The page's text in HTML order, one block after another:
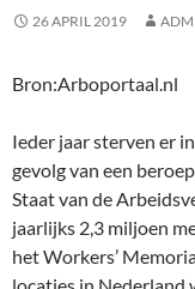
26 APRIL 2019
Bron:Arboportaal.nl
Ieder jaar sterven er
gevolg van een
Staat van de
jaarlijks 2,3 miljoen
het Workers’